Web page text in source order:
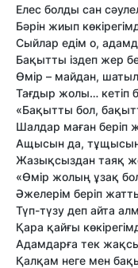
Елес болды сан
Бәрін жиып
Сыйлар едім о,
Бақытты іздеп жер
Өмір – майдан,
Тағдыр жолы… кетіп
«Бақытты бол,
Шалдар маған беріп
Ащысын да, тұщысын
Жазықсыздан таяқ
«Өмір жолың ұзақ
Әжелерім беріп
Түп-түзу деп айта
Қара қайғы
Адамдарға тек
Қалқам неге мен